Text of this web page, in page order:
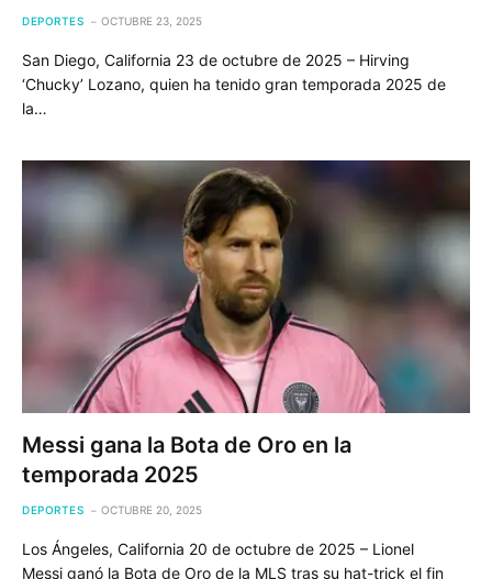
DEPORTES OCTUBRE 23, 2025
San Diego, California 23 de octubre de 2025 – Hirving
‘Chucky’ Lozano, quien ha tenido gran temporada 2025 de
la…
Messi gana la Bota de Oro en la
temporada 2025
DEPORTES OCTUBRE 20, 2025
Los Ángeles, California 20 de octubre de 2025 – Lionel
Messi ganó la Bota de Oro de la MLS tras su hat-trick el fin